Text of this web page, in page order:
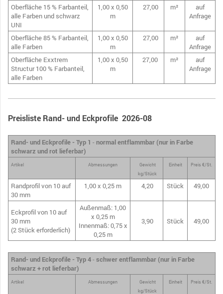
Oberfläche 15 % Farbanteil,
alle Farben und schwarz
UNI
1,00 x 0,50
m
27,00 m²
auf
Anfrage
Oberfläche 85 % Farbanteil,
alle Farben
1,00 x 0,50
m
27,00 m²
auf
Anfrage
Oberfläche Exxtrem
Structur 100 % Farbanteil,
alle Farben
1,00 x 0,50
m
27,00 m²
auf
Anfrage
Preisliste Rand- und Eckprofile 2026-08
Rand- und Eckprofile - Typ 1 -normal entflammbar (nur in Farbe
schwarz und rot lieferbar)
Artikel Abmessungen
Gewicht
kg/Stück
Einheit Preis €/St.
Randprofil von 10 auf
30 mm
1,00 x 0,25 m 4,20 Stück 49,00
Eckprofil von 10 auf
30 mm
(2 Stück erforderlich)
Außenmaß: 1,00
x 0,25 m
Innenmaß: 0,75 x
0,25 m
3,90 Stück 49,00
Rand- und Eckprofile - Typ 4-schwer entflammbar (nur in Farbe
schwarz + rot lieferbar)
Artikel Abmessungen
Gewicht
kg/Stück
Einheit Preis €/St.